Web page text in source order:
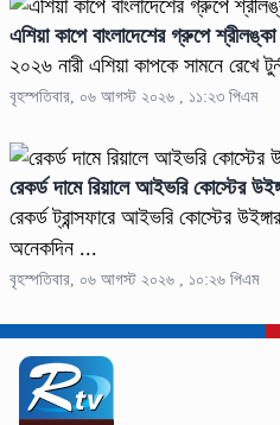
এশিয়া কাপে বাংলাদেশের গ্রুপে
২০২৬ নারী এশিয়া কাপকে সামনে রেখে
বৃহস্পতিবার, ০৬ আগস্ট ২০২৬ , ১১:২৩ পিএম
রেকর্ড দামে রিয়ালে আইভরি কোস্টের
রেকর্ড ট্রান্সফারে আইভরি কোস্টের
অনেকদিন ...
বৃহস্পতিবার, ০৬ আগস্ট ২০২৬ , ১০:২৬ পিএম